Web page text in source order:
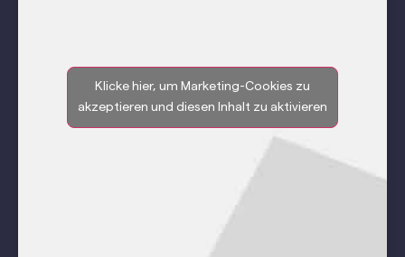
Klicke hier, um Marketing-Cookies zu
akzeptieren und diesen Inhalt zu aktivieren